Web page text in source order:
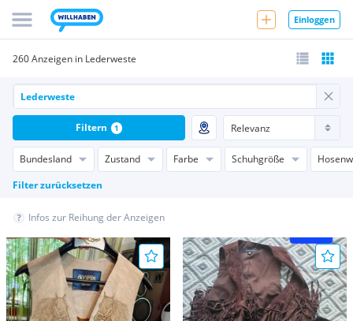
Einloggen
260 Anzeigen in Lederweste
Bundesland Zustand Farbe Schuhgröße
Filter zurücksetzen
Filtern 1
Infos zur Reihung der Anzeigen